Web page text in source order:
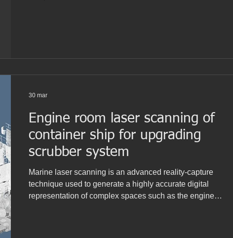
Engine room laser scanning of
container ship for upgrading
scrubber system
Marine laser scanning is an advanced reality-capture
technique used to generate a highly accurate digital
representation of complex spaces such as the engine
30 mar